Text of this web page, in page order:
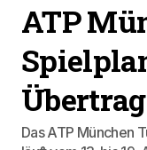
ATP
Das ATP München